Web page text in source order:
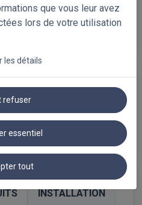
que vous leur avez
lors de votre utilisation
les détails
refuser
essentiel
tout
L'étape suivante
lamelles :
18jours ouvrables, hors
INSTALLATION